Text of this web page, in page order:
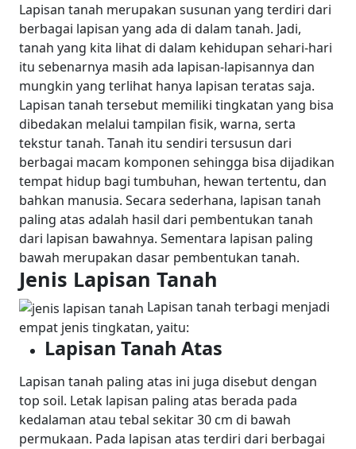
Lapisan tanah merupakan susunan yang terdiri dari
berbagai lapisan yang ada di dalam tanah. Jadi,
tanah yang kita lihat di dalam kehidupan sehari-hari
itu sebenarnya masih ada lapisan-lapisannya dan
mungkin yang terlihat hanya lapisan teratas saja.
Lapisan tanah tersebut memiliki tingkatan yang bisa
dibedakan melalui tampilan fisik, warna, serta
tekstur tanah. Tanah itu sendiri tersusun dari
berbagai macam komponen sehingga bisa dijadikan
tempat hidup bagi tumbuhan, hewan tertentu, dan
bahkan manusia. Secara sederhana, lapisan tanah
paling atas adalah hasil dari pembentukan tanah
dari lapisan bawahnya. Sementara lapisan paling
bawah merupakan dasar pembentukan tanah.
Jenis Lapisan Tanah
Lapisan tanah terbagi menjadi
empat jenis tingkatan, yaitu:
Lapisan Tanah Atas
Lapisan tanah paling atas ini juga disebut dengan
top soil. Letak lapisan paling atas berada pada
kedalaman atau tebal sekitar 30 cm di bawah
permukaan. Pada lapisan atas terdiri dari berbagai